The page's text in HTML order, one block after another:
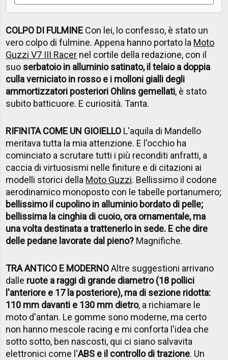
COLPO DI FULMINE Con lei, lo confesso, è stato un
vero colpo di fulmine. Appena hanno portato la Moto
Guzzi V7 III Racer nel cortile della redazione, con il
suo serbatoio in alluminio satinato, il telaio a doppia
culla verniciato in rosso e i molloni gialli degli
ammortizzatori posteriori Ohlins gemellati, è stato
subito batticuore. E curiosità. Tanta.
RIFINITA COME UN GIOIELLO L'aquila di Mandello
meritava tutta la mia attenzione. E l'occhio ha
cominciato a scrutare tutti i più reconditi anfratti, a
caccia di virtuosismi nelle finiture e di citazioni ai
modelli storici della Moto Guzzi. Bellissimo il codone
aerodinamico monoposto con le tabelle portanumero;
bellissimo il cupolino in alluminio bordato di pelle;
bellissima la cinghia di cuoio, ora ornamentale, ma
una volta destinata a trattenerlo in sede. E che dire
delle pedane lavorate dal pieno? Magnifiche.
TRA ANTICO E MODERNOAltre suggestioni arrivano
dalle ruote a raggi di grande diametro (18 pollici
l'anteriore e 17 la posteriore), ma di sezione ridotta:
110 mm davanti e 130 mm dietro, a richiamare le
moto d'antan. Le gomme sono moderne, ma certo
non hanno mescole racing e mi conforta l'idea che
sotto sotto, ben nascosti, qui ci siano salvavita
elettronici come l'ABS e il controllo di trazione. Un